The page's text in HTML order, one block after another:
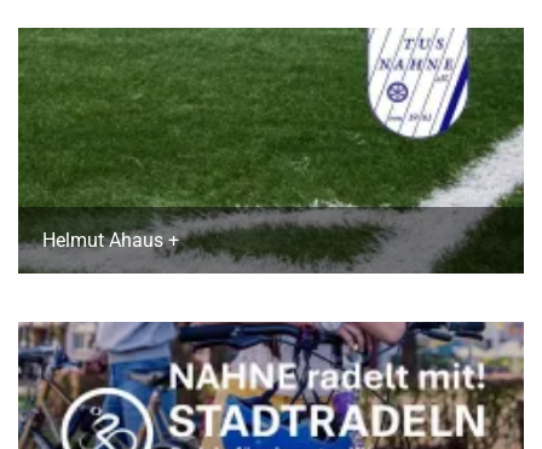
Helmut Ahaus +